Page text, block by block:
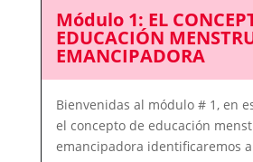
Módulo 1: EL
EDUCACIÓN
EMANCIPADORA
Bienvenidas al módulo # 1, en
el concepto de educación
emancipadora identificaremos